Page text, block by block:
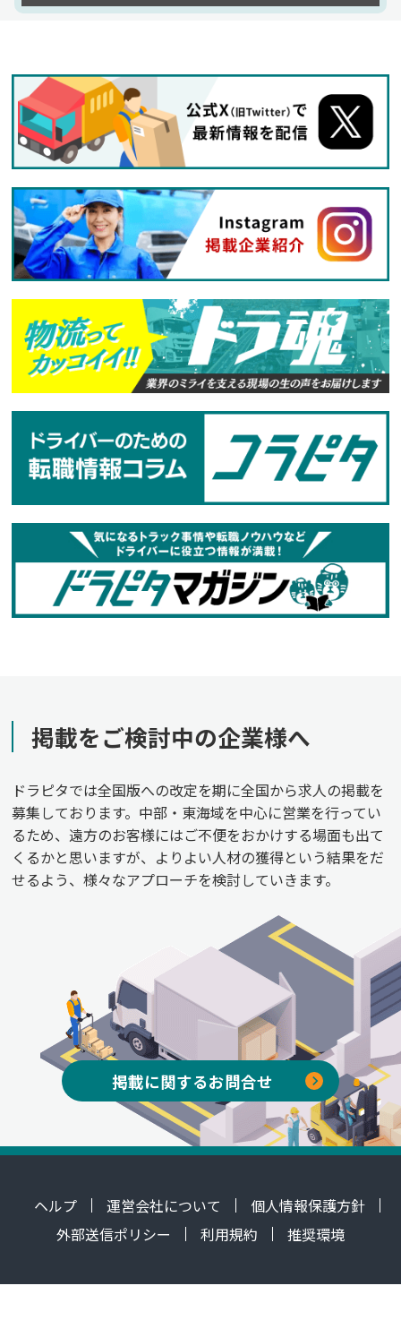
もの行事や家庭の都合など、プライベートとの両立
式会社ランテック】でのお仕事ですが、応募はドラ
ピタエージェントを通じてのご紹介になります！
掲載をご検討中の企業様へ
ドラピタでは全国版への改定を期に全国から求人の掲載を
募集しております。中部・東海域を中心に営業を行ってい
るため、遠方のお客様にはご不便をおかけする場面も出て
くるかと思いますが、よりよい人材の獲得という結果をだ
せるよう、様々なアプローチを検討していきます。
掲載に関するお問合せ
ヘルプ 運営会社について
個人情報保護方針
外部送信ポリシー
利用規約 推奨環境